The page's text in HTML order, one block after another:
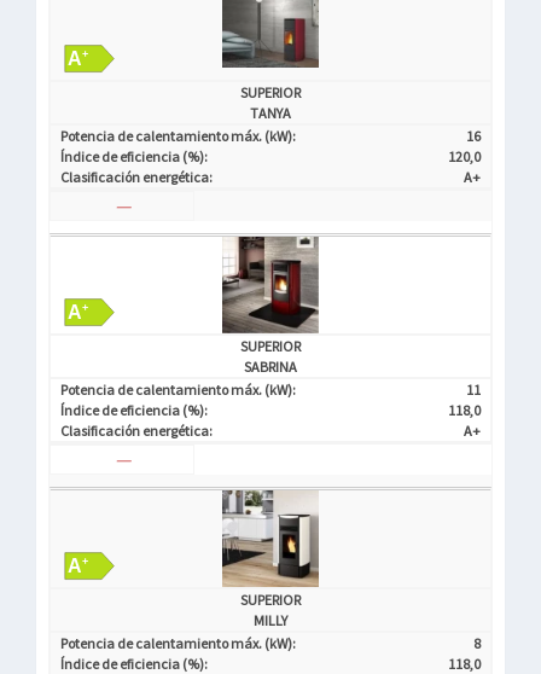
SUPERIOR
TANYA
Potencia de calentamiento máx. (kW):
16
Índice de eficiencia (%):
120,0
Clasificación energética:
A+
—
SUPERIOR
SABRINA
Potencia de calentamiento máx. (kW):
11
Índice de eficiencia (%):
118,0
Clasificación energética:
A+
—
SUPERIOR
MILLY
Potencia de calentamiento máx. (kW):
8
Índice de eficiencia (%):
118,0